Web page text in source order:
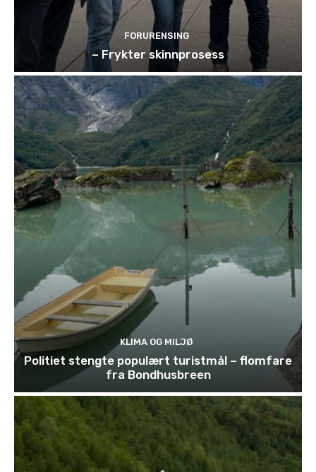
FORURENSING
– Frykter skinnprosess
KLIMA OG MILJØ
Politiet stengte populært turistmål – flomfare
fra Bondhusbreen